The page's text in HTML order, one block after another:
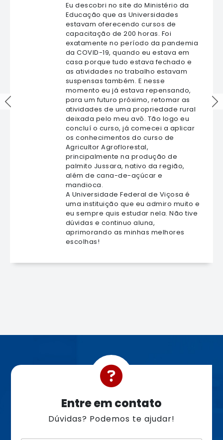
Eu descobri no site do Ministério da
Educação que as Universidades
estavam oferecendo cursos de
capacitação de 200 horas. Foi
exatamente no período da pandemia
da COVID-19, quando eu estava em
casa porque tudo estava fechado e
as atividades no trabalho estavam
suspensas também. E nesse
momento eu já estava repensando,
para um futuro próximo, retomar as
atividades de uma propriedade rural
deixada pelo meu avô. Tão logo eu
concluí o curso, já comecei a aplicar
os conhecimentos do curso de
Agricultor Agroflorestal,
principalmente na produção de
palmito Jussara, nativo da região,
além de cana-de-açúcar e
mandioca.
A Universidade Federal de Viçosa é
uma instituição que eu admiro muito e
eu sempre quis estudar nela. Não tive
dúvidas e continuo aluna,
aprimorando as minhas melhores
escolhas!
Entre em contato
Dúvidas? Podemos te ajudar!